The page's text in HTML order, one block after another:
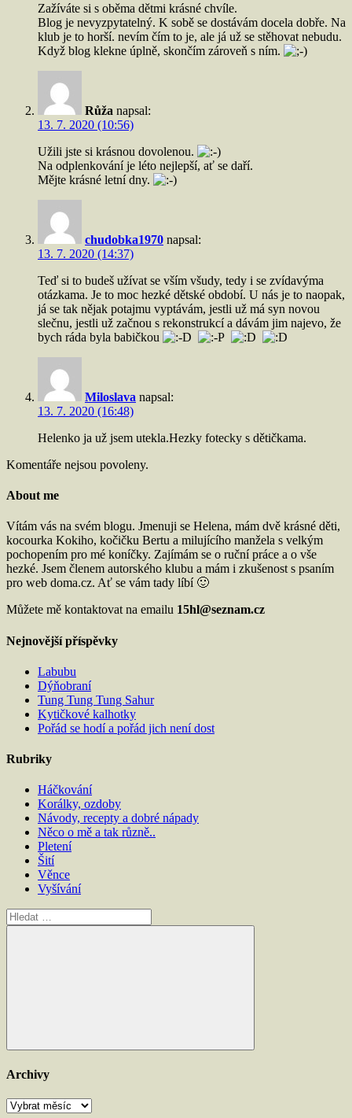
Zažíváte si s oběma dětmi krásné chvíle.
Blog je nevyzpytatelný. K sobě se dostávám docela dobře. Na
klub je to horší. nevím čím to je, ale já už se stěhovat nebudu.
Když blog klekne úplně, skončím zároveň s ním.
Růža napsal:
13. 7. 2020 (10:56)
Užili jste si krásnou dovolenou.
Na odplenkování je léto nejlepší, ať se daří.
Mějte krásné letní dny.
chudobka1970 napsal:
13. 7. 2020 (14:37)
Teď si to budeš užívat se vším všudy, tedy i se zvídavýma
otázkama. Je to moc hezké dětské období. U nás je to naopak,
já se tak nějak potajmu vyptávám, jestli už má syn novou
slečnu, jestli už začnou s rekonstrukcí a dávám jim najevo, že
bych ráda byla babičkou
Miloslava napsal:
13. 7. 2020 (16:48)
Helenko ja už jsem utekla.Hezky fotecky s dětičkama.
Komentáře nejsou povoleny.
About me
Vítám vás na svém blogu. Jmenuji se Helena, mám dvě krásné děti,
kocourka Kokiho, kočičku Bertu a milujícího manžela s velkým
pochopením pro mé koníčky. Zajímám se o ruční práce a o vše
hezké. Jsem členem autorského klubu a mám i zkušenost s psaním
pro web doma.cz. Ať se vám tady líbí 🙂
Můžete mě kontaktovat na emailu 15hl@seznam.cz
Nejnovější příspěvky
Labubu
Dýňobraní
Tung Tung Tung Sahur
Kytičkové kalhotky
Pořád se hodí a pořád jich není dost
Rubriky
Háčkování
Korálky, ozdoby
Návody, recepty a dobré nápady
Něco o mě a tak různě..
Pletení
Šití
Věnce
Vyšívání
Hledat:
Hledat
Archivy
Archivy